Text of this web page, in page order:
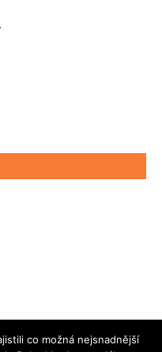
co možná nejsnadnější